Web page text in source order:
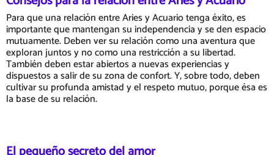
Para que una relación entre Aries y Acuario tenga éxito, es
importante que mantengan su independencia y se den espacio
mutuamente. Deben ver su relación como una aventura que
exploran juntos y no como una restricción a su libertad.
También deben estar abiertos a nuevas experiencias y
dispuestos a salir de su zona de confort. Y, sobre todo, deben
cultivar su profunda amistad y el respeto mutuo, porque ésa es
la base de su relación.